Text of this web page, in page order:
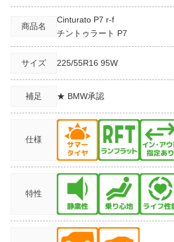
商品名
Cinturato P7 r-f
チントゥラート P7
サイズ 225/55R16 95W
補足 ★ BMW承認
仕様
特性